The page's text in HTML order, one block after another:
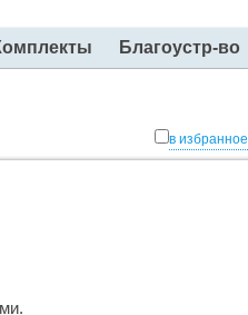
Благоустр-во
в избранное